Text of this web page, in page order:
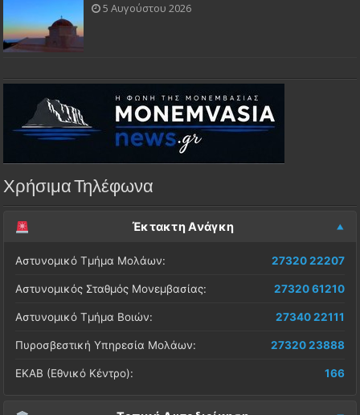
5 Αυγούστου 2026
Χρήσιμα Τηλέφωνα
Έκτακτη Ανάγκη
Αστυνομικό Τμήμα Μολάων: 27320 22207
Αστυνομικός Σταθμός Μονεμβασίας: 27320 61210
Αστυνομικό Τμήμα Βοιών: 27340 22111
Πυροσβεστική Υπηρεσία Μολάων: 27320 23888
ΕΚΑΒ (Εθνικό Κέντρο): 166